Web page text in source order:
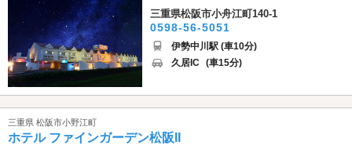
三重県松阪市小舟江町140-1
0598-56-5051
伊勢中川駅 (車10分)
久居IC (車15分)
三重県 松阪市小野江町
ホテル ファインガーデン松阪II